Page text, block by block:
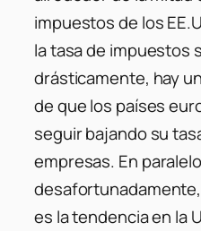
impuestos de los
la tasa de impuestos
drásticamente, hay
de que los países
seguir bajando su
empresas. En
es la tendencia en la